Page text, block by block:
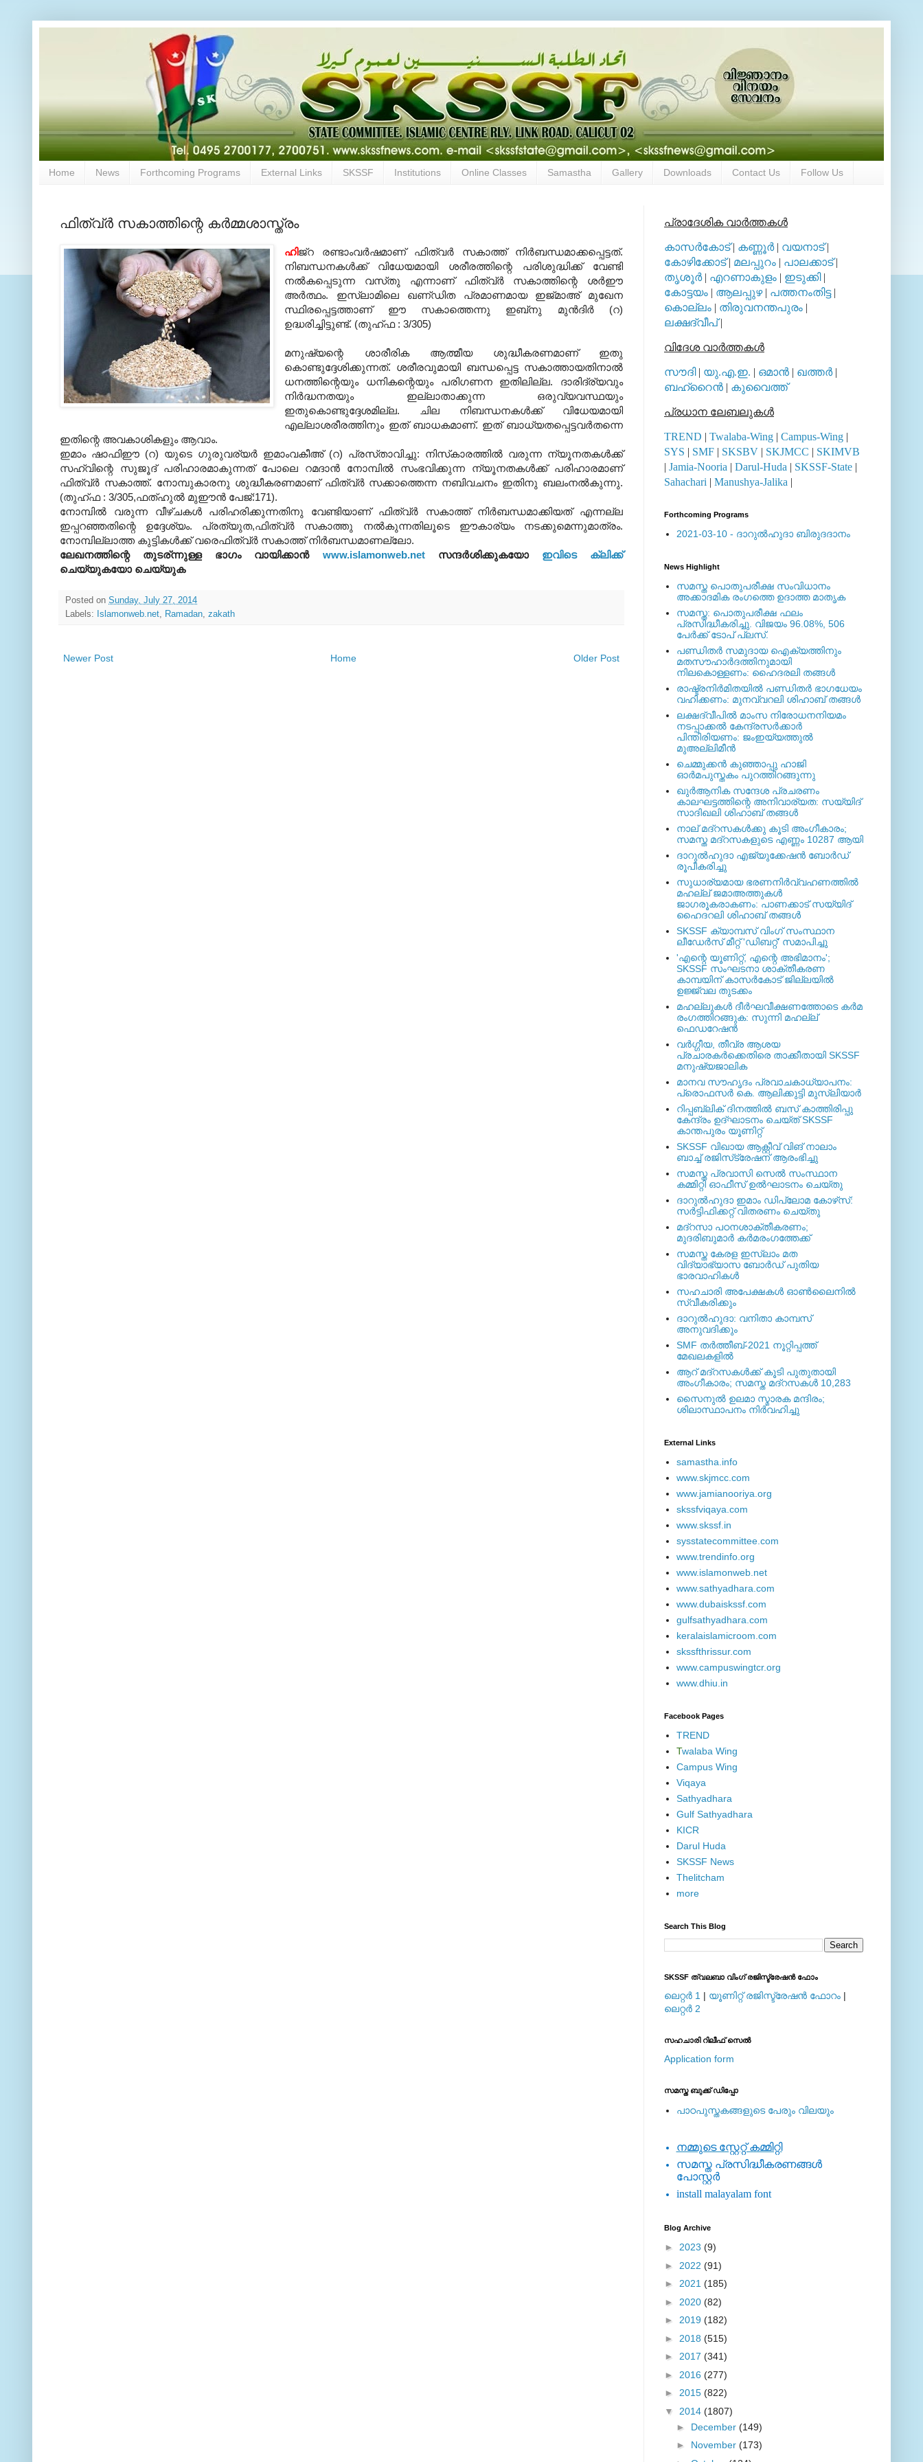
Home News Forthcoming Programs External Links SKSSF Institutions Online Classes Samastha Gallery Downloads Contact Us Follow Us
ഫിത്വ്‌ര്‍ സകാത്തിന്റെ കര്‍മ്മശാസ്ത്രം
ഹിജ്‌റ രണ്ടാംവര്‍ഷമാണ്‌ ഫിത്വര്‍ സകാത്ത്‌ നിര്‍ബന്ധമാക്കപ്പെട്ടത്‌.
നിബന്ധനകള്‍ക്ക്‌ വിധേയമായി ശരീരത്തിന്റെ പരിശുദ്ധിക്ക്‌ വേണ്ടി
നല്‍കപ്പെടുന്ന വസ്‌തു എന്നാണ്‌ ഫിത്വ്‌ര്‍ സകാത്തിന്റെ ശര്‍ഈ
അര്‍ത്ഥം. ഇസ്‌ലാമിലെ ഖണ്‌ഡിത പ്രമാണമായ ഇജ്‌മാഅ്‌ മുഖേന
സ്ഥിരപ്പെട്ടത്താണ്‌ ഈ സകാത്തെന്നു ഇബ്‌നു മുന്‍ദിര്‍ (റ)
ഉദ്ധരിച്ചിട്ടുണ്ട്‌. (തുഹ്‌ഫ : 3/305)
മനുഷ്യന്റെ ശാരീരിക ആത്മീയ ശുദ്ധീകരണമാണ്‌ ഇതു
കൊണ്ടുദ്ദേശിക്കുന്നത്‌. ശരീരവുമായി ബന്ധപ്പെട്ട സകാത്തായതിനാല്‍
ധനത്തിന്റെയും ധനികന്റെയും പരിഗണന ഇതിലില്ല. ദാരിദ്ര്യവും
നിര്‍ദ്ധനതയും ഇല്ലാതാക്കുന്ന ഒരുവ്യവസ്ഥയും
ഇതുകൊണ്ടുദ്ദേശമില്ല. ചില നിബന്ധനകള്‍‍ക്ക്‌ വിധേയമായി
എല്ലാശരീരത്തിനും ഇത്‌ ബാധകമാണ്‌. ഇത്‌ ബാധ്യതപ്പെട്ടവര്‍തന്നെ
ഇതിന്റെ അവകാശികളും ആവാം.
ഇമാം ഷാഫിഈ (റ) യുടെ ഗുരുവര്യര്‍ ഇമാംവകീഅ്‌ (റ) പ്രസ്‌താവിച്ചു: നിസ്‌കാരത്തില്‍ വരുന്ന ന്യൂനതകള്‍ക്ക്‌
സഹ്‌വിന്റെ സുജൂദ്‌ പരിഹാരമാകുന്നത്‌ പോലെ റമദാന്‍ നോമ്പില്‍ സംഭവിക്കുന്ന ന്യൂനതകള്‍ക്ക്‌ പരിഹാരമാണ്‌
ഫിത്വ്‌ര്‍ സകാത്ത്‌. നോമ്പുകാരനു ശുദ്ധീകരണമാണ്‌ ഫിത്വ്‌ര്‍ സക്കാത്തെന്ന നബിവചനം ഇതിനു ബലംനല്‍കുന്നു.
(തുഹ്‌ഫ : 3/305,ഫത്‌ഹുല്‍ മുഈന്‍ പേജ്‌:171).
നോമ്പില്‍ വരുന്ന വീഴ്‌ചകള്‍ പരിഹരിക്കുന്നതിനു വേണ്ടിയാണ്‌ ഫിത്വ്‌ര്‍ സകാത്ത്‌ നിര്‍ബന്ധമാക്കിയത്‌ എന്നല്ല
ഇപ്പറഞ്ഞതിന്റെ ഉദ്ദേശ്യം. പ്രത്യുത,ഫിത്വ്‌ര്‍ സകാത്തു നല്‍കുന്നതിലൂടെ ഈകാര്യം നടക്കുമെന്നുമാത്രം.
നോമ്പില്ലാത്ത കുട്ടികള്‍ക്ക്‌ വരെഫിത്വ്‌ര്‍ സകാത്ത്‌ നിര്‍ബന്ധമാണല്ലോ.
ലേഖനത്തിന്റെ തുടര്ന്നുള്ള ഭാഗം വായിക്കാൻ www.islamonweb.netസന്ദർശിക്കുകയോഇവിടെ ക്ലിക്ക്
ചെയ്യുകയോ ചെയ്യുക
Posted on Sunday, July 27, 2014
Labels:
Islamonweb.net Ramadan zakath
Newer Post Older Post
Home
പ്രാദേശിക വാര്‍ത്തകള്‍
കാസര്‍കോട്| കണ്ണൂര്‍| വയനാട്|
കോഴിക്കോട്| മലപ്പുറം | പാലക്കാട്|
തൃശൂര്‍| എറണാകുളം | ഇടുക്കി|
കോട്ടയം | ആലപ്പുഴ| പത്തനംതിട്ട|
കൊല്ലം | തിരുവനന്തപുരം |
ലക്ഷദ്വീപ്|
വിദേശ വാര്‍ത്തകള്‍
സൗദി| യു.എ.ഇ. | ഒമാന്‍ | ഖത്തര്‍|
ബഹ്റൈന്‍ | കുവൈത്ത്
പ്രധാന ലേബലുകള്‍
TREND | Twalaba-Wing | Campus-Wing |
SYS | SMF | SKSBV | SKJMCC | SKIMVB
| Jamia-Nooria | Darul-Huda | SKSSF-State |
Sahachari | Manushya-Jalika |
Forthcoming Programs
2021-03-10 - ദാറുല്‍ഹുദാ ബിരുദദാനം
News Highlight
സമസ്ത പൊതുപരീക്ഷ സംവിധാനം
അക്കാദമിക രംഗത്തെ ഉദാത്ത മാതൃക
സമസ്ത: പൊതുപരീക്ഷ ഫലം
പ്രസിദ്ധീകരിച്ചു. വിജയം 96.08%, 506
പേര്‍ക്ക് ടോപ് പ്ലസ്.
പണ്ഡിതര്‍ സമുദായ ഐക്യത്തിനും
മതസൗഹാര്‍ദത്തിനുമായി
നിലകൊള്ളണം: ഹൈദരലി തങ്ങള്‍
രാഷ്ട്രനിര്‍മിതയില്‍ പണ്ഡിതര്‍ ഭാഗധേയം
വഹിക്കണം: മുനവ്വറലി ശിഹാബ് തങ്ങള്‍
ലക്ഷദ്വീപില്‍ മാംസ നിരോധനനിയമം
നടപ്പാക്കല്‍ കേന്ദ്രസര്‍ക്കാര്‍
പിന്തിരിയണം: ജംഇയ്യത്തുല്‍
മുഅല്ലിമീന്‍
ചെമ്മുക്കന്‍ കുഞ്ഞാപ്പു ഹാജി
ഓര്‍മപുസ്തകം പുറത്തിറങ്ങുന്നു
ഖുര്‍ആനിക സന്ദേശ പ്രചരണം
കാലഘട്ടത്തിന്റെ അനിവാര്യത: സയ്യിദ്
സാദിഖലി ശിഹാബ് തങ്ങള്‍
നാല് മദ്‌റസകള്‍ക്കു കൂടി അംഗീകാരം;
സമസ്ത മദ്‌റസകളുടെ എണ്ണം 10287 ആയി
ദാറുല്‍ഹുദാ എജ്യുക്കേഷന്‍ ബോര്‍ഡ്
രൂപീകരിച്ചു
സുധാര്യമായ ഭരണനിര്‍വ്വഹണത്തില്‍
മഹല്ല് ജമാഅത്തുകള്‍
ജാഗരൂകരാകണം: പാണക്കാട് സയ്യിദ്
ഹൈദറലി ശിഹാബ് തങ്ങള്‍
SKSSF ക്യാമ്പസ് വിംഗ് സംസ്ഥാന
ലീഡേർസ് മീറ്റ് 'ഡിബറ്റ്' സമാപിച്ചു
'എന്റെ യൂണിറ്റ്, എന്റെ അഭിമാനം';
SKSSF സംഘടനാ ശാക്തീകരണ
കാമ്പയിന് കാസര്‍കോട് ജില്ലയില്‍
ഉജ്ജ്വല തുടക്കം
മഹല്ലുകള്‍ ദീര്‍ഘവീക്ഷണത്തോടെ കര്‍മ
രംഗത്തിറങ്ങുക: സുന്നി മഹല്ല്
ഫെഡറേഷന്‍
വര്‍ഗ്ഗീയ, തീവ്ര ആശയ
പ്രചാരകര്‍ക്കെതിരെ താക്കീതായി SKSSF
മനുഷ്യജാലിക
മാനവ സൗഹൃദം പ്രവാചകാധ്യാപനം:
പ്രൊഫസർ കെ. ആലിക്കുട്ടി മുസ്ലിയാർ
റിപ്പബ്ലിക് ദിനത്തില്‍ ബസ് കാത്തിരിപ്പു
കേന്ദ്രം ഉദ്ഘാടനം ചെയ്ത്‌ SKSSF
കാന്തപുരം യൂണിറ്റ്
SKSSF വിഖായ ആക്റ്റീവ് വിങ് നാലാം
ബാച്ച് രജിസ്‌ട്രേഷന് ആരംഭിച്ചു
സമസ്ത പ്രവാസി സെല്‍ സംസ്ഥാന
കമ്മിറ്റി ഓഫീസ് ഉല്‍ഘാടനം ചെയ്തു
ദാറുല്‍ഹുദാ ഇമാം ഡിപ്ലോമ കോഴ്‌സ്:
സര്‍ട്ടിഫിക്കറ്റ് വിതരണം ചെയ്തു
മദ്‌റസാ പഠനശാക്തീകരണം;
മുദരിബുമാര്‍ കര്‍മരംഗത്തേക്ക്
സമസ്ത കേരള ഇസ്ലാം മത
വിദ്യാഭ്യാസ ബോര്‍ഡ് പുതിയ
ഭാരവാഹികള്‍
സഹചാരി അപേക്ഷകൾ ഓൺലൈനിൽ
സ്വീകരിക്കും
ദാറുല്‍ഹുദാ: വനിതാ കാമ്പസ്
അനുവദിക്കും
SMF തര്‍ത്തീബ്-2021 നൂറ്റിപ്പത്ത്
മേഖലകളില്‍
ആറ് മദ്റസകള്‍ക്ക് കൂടി പുതുതായി
അംഗീകാരം; സമസ്ത മദ്റസകള്‍ 10,283
സൈനുല്‍ ഉലമാ സ്മാരക മന്ദിരം;
ശിലാസ്ഥാപനം നിര്‍വഹിച്ചു
External ‎Links
samastha.info
www.skjmcc.com
www.jamianooriya.org
skssfviqaya.com
www.skssf.in
sysstatecommittee.com
www.trendinfo.org
www.islamonweb.net
www.sathyadhara.com
www.dubaiskssf.com
gulfsathyadhara.com
keralaislamicroom.com
skssfthrissur.com
www.campuswingtcr.org
www.dhiu.in
Facebook Pages
TREND
Twalaba Wing
Campus Wing
Viqaya
Sathyadhara
Gulf Sathyadhara
KICR
Darul Huda
SKSSF News
Thelitcham
more
Search This Blog
SKSSF ത്വലബാ വിംഗ് രജിസ്ട്രേഷന്‍ ഫോം
ലെറ്റര്‍ 1 | യൂണിറ്റ് രജിസ്ട്രേഷന്‍ ഫോറം |
ലെറ്റര്‍ 2
സഹചാരി റിലീഫ് സെല്‍
Application form
സമസ്ത ബുക്ക് ഡിപ്പോ
പാഠപുസ്തകങ്ങളുടെ പേരും വിലയും
നമ്മുടെ സ്റ്റേറ്റ് കമ്മിറ്റി
സമസ്ത പ്രസിദ്ധീകരണങ്ങള്‍
പോസ്റ്റര്‍
install malayalam font
Blog Archive
► 2023 (9)
► 2022 (91)
► 2021 (185)
► 2020 (82)
► 2019 (182)
► 2018 (515)
► 2017 (341)
► 2016 (277)
► 2015 (822)
▼ 2014 (1807)
► December (149)
► November (173)